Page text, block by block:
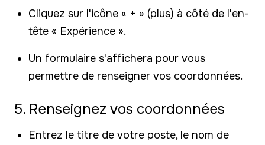
Cliquez sur l'icône « + » (plus) à côté de l'en-
tête « Expérience ».
Un formulaire s'affichera pour vous
permettre de renseigner vos coordonnées.
5. Renseignez vos coordonnées
Entrez le titre de votre poste, le nom de